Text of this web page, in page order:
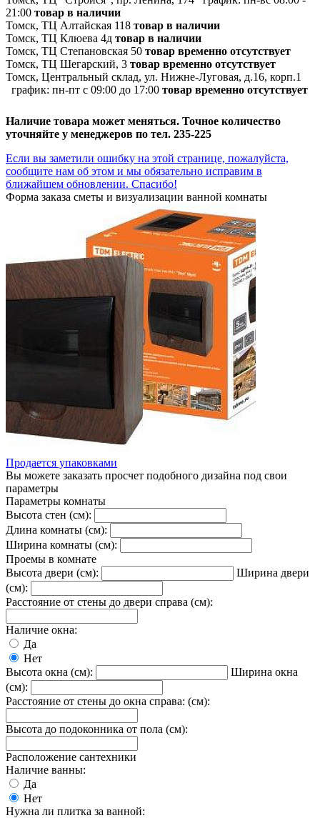
21:00 товар в наличии
Томск, ТЦ Алтайская 118 товар в наличии
Томск, ТЦ Клюева 4д товар в наличии
Томск, ТЦ Степановская 50 товар временно отсутствует
Томск, ТЦ Шегарский, 3 товар временно отсутствует
Томск, Центральный склад, ул. Нижне-Луговая, д.16, корп.1
график: пн-пт с 09:00 до 17:00 товар временно отсутствует
Наличие товара может меняться. Точное количество
уточняйте у менеджеров по тел. 235-225
Если вы заметили ошибку на этой странице, пожалуйста,
сообщите нам об этом и мы обязательно исправим в
ближайшем обновлении. Спасибо!
Форма заказа сметы и визуализации ванной комнаты
Продается упаковками
Вы можете заказать просчет подобного дизайна под свои
параметры
Параметры комнаты
Высота стен (см):
Длина комнаты (см):
Ширина комнаты (см):
Проемы в комнате
Высота двери (см):
Ширина двери
(см):
Расстояние от стены до двери справа (см):
Наличие окна:
Да
Нет
Высота окна (см):
Ширина окна
(см):
Расстояние от стены до окна справа: (см):
Высота до подоконника от пола (см):
Расположение сантехники
Наличие ванны:
Да
Нет
Нужна ли плитка за ванной: